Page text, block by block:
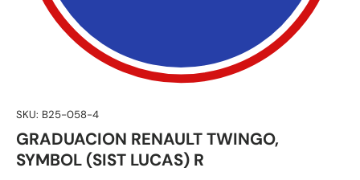
SKU: B25-058-4
GRADUACION RENAULT TWINGO,
SYMBOL (SIST LUCAS) R